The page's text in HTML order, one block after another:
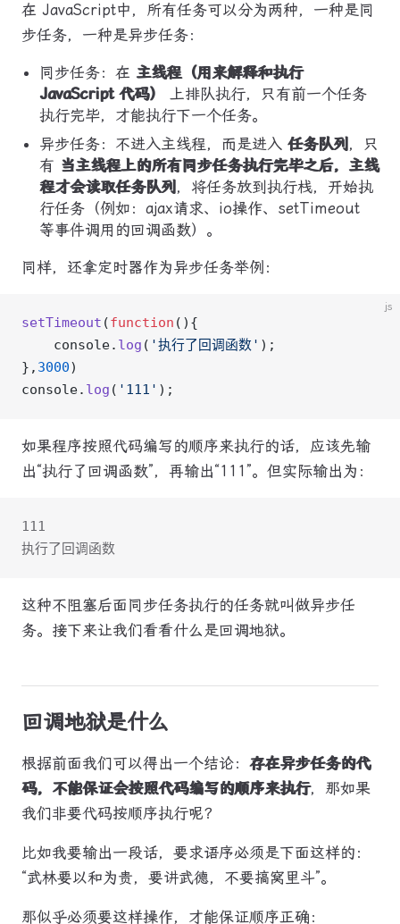
在 JavaScript中，所有任务可以分为两种，一种是同
步任务，一种是异步任务：
同步任务：在 主线程（用来解释和执行
JavaScript 代码）
上排队执行，只有前一个任务
执行完毕，才能执行下一个任务。
异步任务：不进入主线程，而是进入 任务队列 ，只
有 当主线程上的所有同步任务执行完毕之后，主线
程才会读取任务队列 ，将任务放到执行栈，开始执
行任务（例如：ajax请求、io操作、setTimeout
等事件调用的回调函数）。
同样，还拿定时器作为异步任务举例：
js
setTimeout (function (){
    console.
log ( '执行了回调函数' );
}, 3000)
console. log ( '111' );
如果程序按照代码编写的顺序来执行的话，应该先输
出“执行了回调函数”，再输出“111”。但实际输出为：
111
执行了回调函数
这种不阻塞后面同步任务执行的任务就叫做异步任
务。接下来让我们看看什么是回调地狱。
回调地狱是什么
根据前面我们可以得出一个结论： 存在异步任务的代
码，不能保证会按照代码编写的顺序来执行，那如果
我们非要代码按顺序执行呢？
比如我要输出一段话，要求语序必须是下面这样的：
“武林要以和为贵，要讲武德，不要搞窝里斗”。
那似乎必须要这样操作，才能保证顺序正确：